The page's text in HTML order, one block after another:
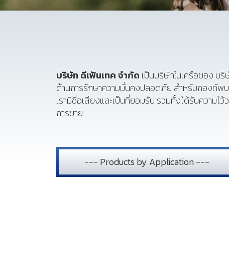
บริษัท ดีเฟ้นเทค จำกัด เป็นบริษัทในเครือของ บ
ด้านการรักษาความมั่นคงปลอดภัย สำหรับกองทัพ
เรามีชื่อเสียงและเป็นที่ยอมรับ รวมทั้งได้รับความ
การขาย
--- Products by Application ---